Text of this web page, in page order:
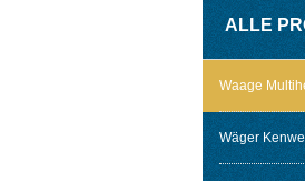
ALLE
Waage
Wäger